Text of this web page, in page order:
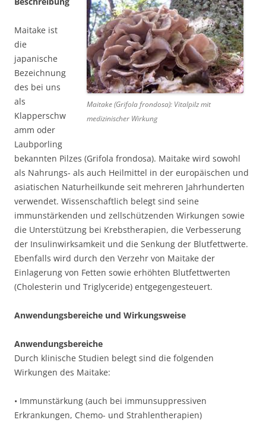
Maitake (Grifola frondosa): Vitalpilz mit
medizinischer Wirkung
Maitake ist
die
japanische
Bezeichnung
des bei uns
als
Klapperschw
amm oder
Laubporling
bekannten Pilzes (Grifola frondosa). Maitake wird sowohl
als Nahrungs- als auch Heilmittel in der europäischen und
asiatischen Naturheilkunde seit mehreren Jahrhunderten
verwendet. Wissenschaftlich belegt sind seine
immunstärkenden und zellschützenden Wirkungen sowie
die Unterstützung bei Krebstherapien, die Verbesserung
der Insulinwirksamkeit und die Senkung der Blutfettwerte.
Ebenfalls wird durch den Verzehr von Maitake der
Einlagerung von Fetten sowie erhöhten Blutfettwerten
(Cholesterin und Triglyceride) entgegengesteuert.
Anwendungsbereiche und Wirkungsweise
Anwendungsbereiche
Durch klinische Studien belegt sind die folgenden
Wirkungen des Maitake:
• Immunstärkung (auch bei immunsuppressiven
Erkrankungen, Chemo- und Strahlentherapien)